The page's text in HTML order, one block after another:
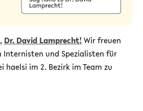
Dr. David Lamprecht!Wir freuen
Internisten und Spezialisten für
haelsi im 2. Bezirk im Team zu